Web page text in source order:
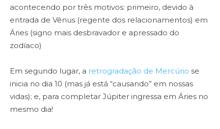
acontecendo por três motivos: primeiro, devido à
entrada de Vênus (regente dos relacionamentos) em
Áries (signo mais desbravador e apressado do
zodíaco)
Em segundo lugar, a retrogradação de Mercúrio se
inicia no dia 10 (mas já está “causando” em nossas
vidas); e, para completar Júpiter ingressa em Áries no
mesmo dia!